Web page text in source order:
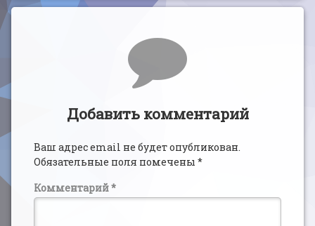
Комментарии
Добавить комментарий
Ваш адрес email не будет опубликован.
Обязательные поля помечены *
Комментарий*